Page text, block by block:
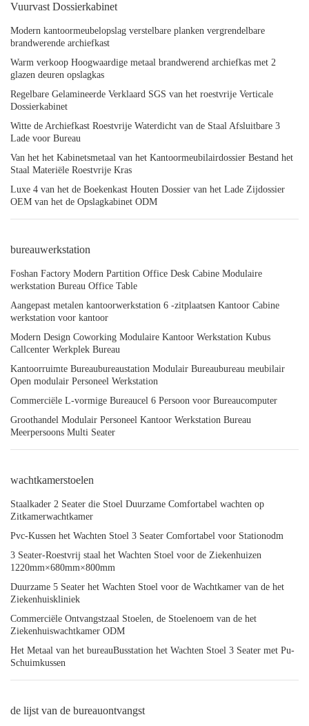
Vuurvast Dossierkabinet
Modern kantoormeubelopslag verstelbare planken vergrendelbare
brandwerende archiefkast
Warm verkoop Hoogwaardige metaal brandwerend archiefkas met 2
glazen deuren opslagkas
Regelbare Gelamineerde Verklaard SGS van het roestvrije Verticale
Dossierkabinet
Witte de Archiefkast Roestvrije Waterdicht van de Staal Afsluitbare 3
Lade voor Bureau
Van het het Kabinetsmetaal van het Kantoormeubilairdossier Bestand het
Staal Materiële Roestvrije Kras
Luxe 4 van het de Boekenkast Houten Dossier van het Lade Zijdossier
OEM van het de Opslagkabinet ODM
bureauwerkstation
Foshan Factory Modern Partition Office Desk Cabine Modulaire
werkstation Bureau Office Table
Aangepast metalen kantoorwerkstation 6 -zitplaatsen Kantoor Cabine
werkstation voor kantoor
Modern Design Coworking Modulaire Kantoor Werkstation Kubus
Callcenter Werkplek Bureau
Kantoorruimte Bureaubureaustation Modulair Bureaubureau meubilair
Open modulair Personeel Werkstation
Commerciële L-vormige Bureaucel 6 Persoon voor Bureaucomputer
Groothandel Modulair Personeel Kantoor Werkstation Bureau
Meerpersoons Multi Seater
wachtkamerstoelen
Staalkader 2 Seater die Stoel Duurzame Comfortabel wachten op
Zitkamerwachtkamer
Pvc-Kussen het Wachten Stoel 3 Seater Comfortabel voor Stationodm
3 Seater-Roestvrij staal het Wachten Stoel voor de Ziekenhuizen
1220mm×680mm×800mm
Duurzame 5 Seater het Wachten Stoel voor de Wachtkamer van de het
Ziekenhuiskliniek
Commerciële Ontvangstzaal Stoelen, de Stoelenoem van de het
Ziekenhuiswachtkamer ODM
Het Metaal van het bureauBusstation het Wachten Stoel 3 Seater met Pu-
Schuimkussen
de lijst van de bureauontvangst